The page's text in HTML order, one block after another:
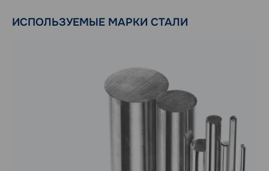
ИСПОЛЬЗУЕМЫЕ МАРКИ СТАЛИ